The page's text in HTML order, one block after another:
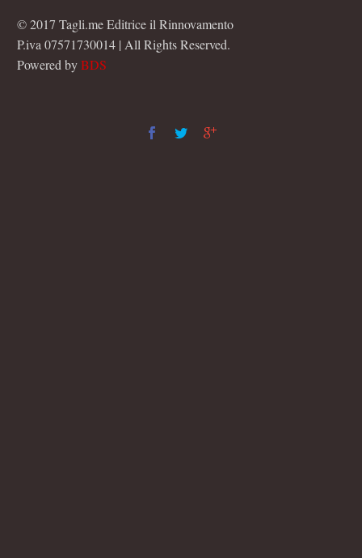
© 2017 Tagli.me Editrice il Rinnovamento
P.iva 07571730014 | All Rights Reserved.
Powered byBDS